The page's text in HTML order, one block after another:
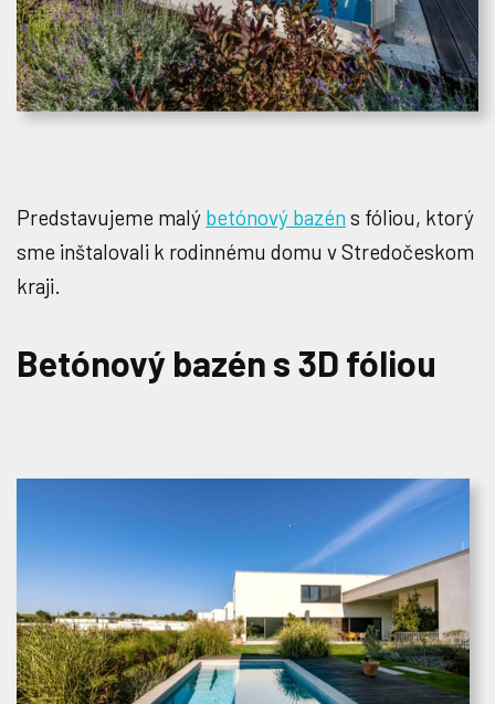
Predstavujeme malý betónový bazén s fóliou, ktorý
sme inštalovali k rodinnému domu v Stredočeskom
kraji.
Betónový bazén s 3D fóliou